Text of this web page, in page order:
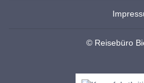
© Reisebüro